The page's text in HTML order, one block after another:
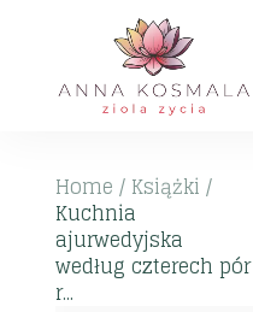
Home / Książki /
Kuchnia
ajurwedyjska
według czterech pór
r...